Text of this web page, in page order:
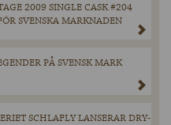
2009 SINGLE CASK #204
SVENSKA MARKNADEN
PÅ SVENSK MARK
SCHLAFLY LANSERAR DRY-